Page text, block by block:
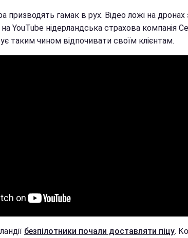
призводять гамак в рух. Відео ложі на дронах
YouTube нідерландська страхова компанія
таким чином відпочивати своїм клієнтам.
безпілотники почали доставляти піцу.